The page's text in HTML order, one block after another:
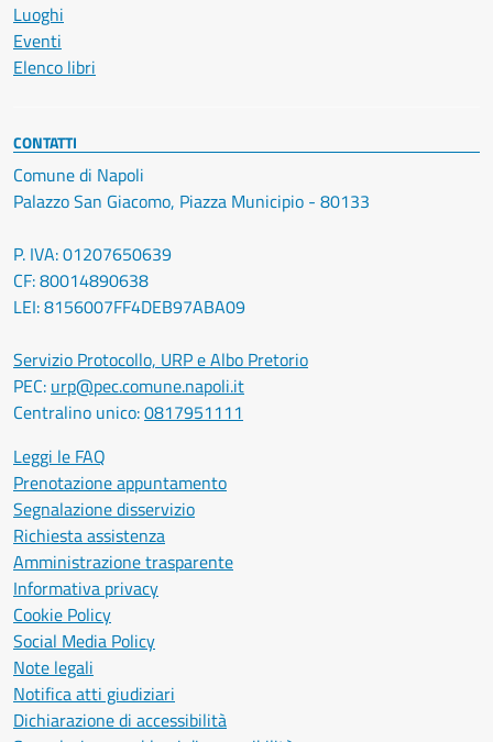
Luoghi
Eventi
Elenco libri
CONTATTI
Comune di Napoli
Palazzo San Giacomo, Piazza Municipio - 80133
P. IVA: 01207650639
CF: 80014890638
LEI: 8156007FF4DEB97ABA09
Servizio Protocollo, URP e Albo Pretorio
PEC: urp@pec.comune.napoli.it
Centralino unico:0817951111
Leggi le FAQ
Prenotazione appuntamento
Segnalazione disservizio
Richiesta assistenza
Amministrazione trasparente
Informativa privacy
Cookie Policy
Social Media Policy
Note legali
Notifica atti giudiziari
Dichiarazione di accessibilità